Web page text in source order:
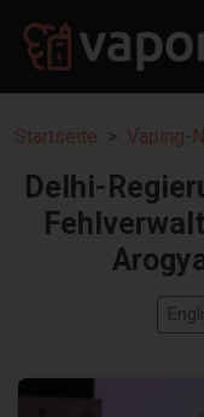
Startseite Vaping-
Delhi-